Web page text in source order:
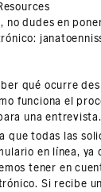
no dudes en
qué ocurre
funciona el
una entrevista.
que todas las
en línea, ya
tener en
Si recibe